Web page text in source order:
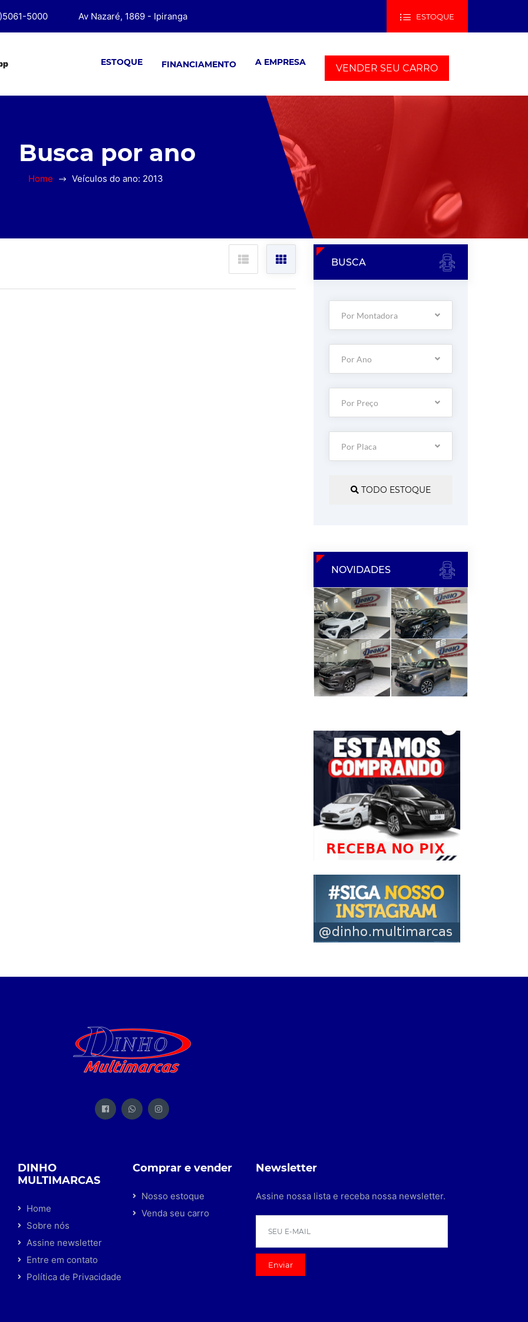
5000 Av Nazaré, 1869 - Ipiranga ESTOQUE
ESTOQUE FINANCIAMENTO A EMPRESA
VENDER SEU CARRO
Busca por ano
Home Veículos do ano: 2013
BUSCA
Por Montadora
Por Ano
Por Preço
Por Placa
TODO ESTOQUE
NOVIDADES
DINHO
MULTIMARCAS
Home
Sobre nós
Assine newsletter
Entre em contato
Política de Privacidade
Comprar e vender
Nosso estoque
Venda seu carro
Newsletter
Assine nossa lista e receba nossa newsletter.
Enviar